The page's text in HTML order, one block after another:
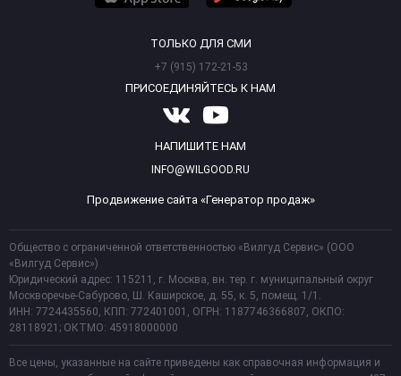
ТОЛЬКО ДЛЯ СМИ
+7 (915) 172-21-53
ПРИСОЕДИНЯЙТЕСЬ К НАМ
НАПИШИТЕ НАМ
INFO@WILGOOD.RU
Продвижение сайта «Генератор продаж»
Общество с ограниченной ответственностью «Вилгуд Сервис» (ООО
«Вилгуд Сервис»)
Юридический адрес: 115211, г. Москва, вн. тер. г. муниципальный округ
Москворечье-Сабурово, Ш. Каширское, д. 55, к. 5, помещ. 1/1.
ИНН: 7724435560, КПП: 772401001, ОГРН: 1187746366807, ОКПО:
28118921; ОКТМО: 45918000000
Все цены, указанные на сайте приведены как справочная информация и